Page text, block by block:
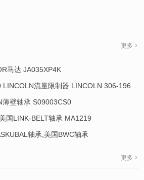
更多
马达 JA035XP4K
薄壁轴承 S09003CS0
国LINK-BELT轴承 MA1219
轴承,美国BWC轴承
更多